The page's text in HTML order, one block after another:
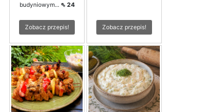
budyniowym... ⇖ 24
Zobacz przepis! Zobacz przepis!